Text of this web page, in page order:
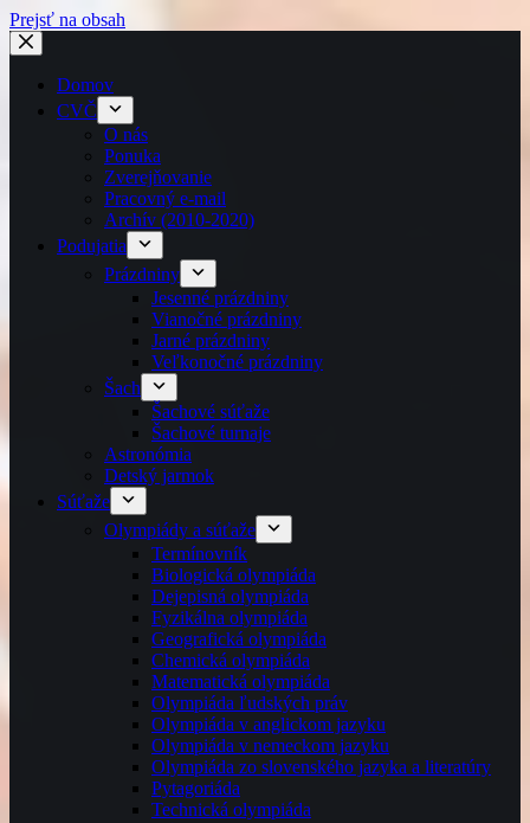
Prejsť na obsah
Domov
CVČ
O nás
Ponuka
Zverejňovanie
Pracovný e-mail
Archív (2010-2020)
Podujatia
Prázdniny
Jesenné prázdniny
Vianočné prázdniny
Jarné prázdniny
Veľkonočné prázdniny
Šach
Šachové súťaže
Šachové turnaje
Astronómia
Detský jarmok
Súťaže
Olympiády a súťaže
Termínovník
Biologická olympiáda
Dejepisná olympiáda
Fyzikálna olympiáda
Geografická olympiáda
Chemická olympiáda
Matematická olympiáda
Olympiáda ľudských práv
Olympiáda v anglickom jazyku
Olympiáda v nemeckom jazyku
Olympiáda zo slovenského jazyka a literatúry
Pytagoriáda
Technická olympiáda